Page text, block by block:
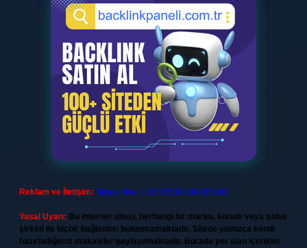
Reklam ve İletişim: Skype: live:.cid.575569c608265c69
Yasal Uyarı: Bu internet sitesi, herhangi bir marka, kurum veya şahıs
şirketi ile hiçbir bağlantısı bulunmamaktadır. Sitede yalnızca kendi
hazırladığımız makaleler paylaşılmaktadır. Burada yer alan içerikler